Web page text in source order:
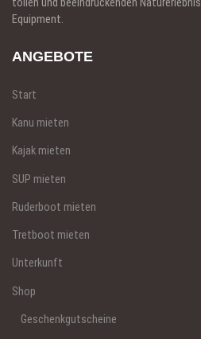
Equipment.
ANGEBOTE
Start
Kanu mieten
Kajak mieten
SUP mieten
Ruderboot mieten
Tretboot mieten
Unterkunft
Shop
Geschenkgutscheine